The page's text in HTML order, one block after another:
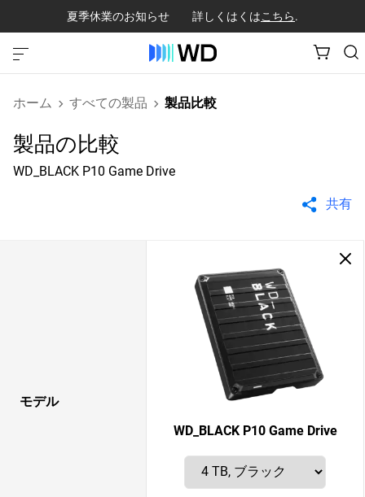
夏季休業のお知らせ 詳しくはくはこちら.
ホーム すべての製品 製品比較
製品の比較
WD_BLACK P10 Game Drive
共有
モデル
WD_BLACK P10 Game Drive